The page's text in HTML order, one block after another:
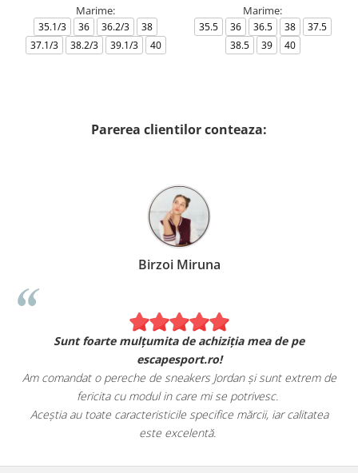
Marime:
35.1/3 36 36.2/3
38
37.1/3
38.2/3 39.1/3 40
Marime:
35.5 36 36.5 38
37.5
38.5
39 40
Parerea clientilor conteaza:
Birzoi Miruna
Sunt foarte mulțumita de achiziția mea de pe
escapesport.ro!
Am comandat o pereche de sneakers Jordan și sunt extrem de
fericita cu modul in care mi se potrivesc.
Aceștia au toate caracteristicile specifice mărcii, iar calitatea
este excelentă.